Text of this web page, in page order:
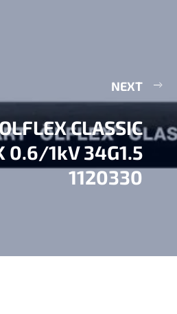
NEXT
CLASSIC
0.6/1kV 34G1.5
1120330